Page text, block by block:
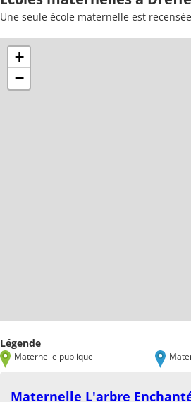
Une seule école maternelle est
+
−
Légende
Maternelle publique
Maternelle L'arbre